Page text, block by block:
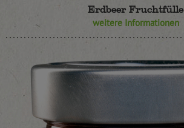
Erdbeer Fruchtfülle
weitere Informationen